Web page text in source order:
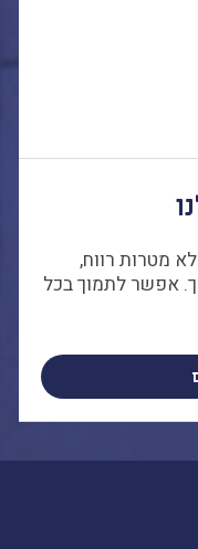
מטרות רווח,
אפשר לתמוך בכל